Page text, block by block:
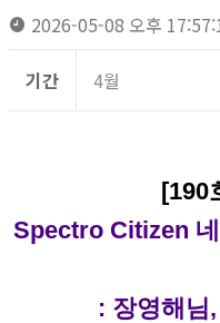
2026-05-08 오후
기간 4월
[190
Spectro Citizen
: 장영해님